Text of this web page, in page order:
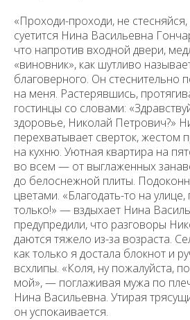
«Проходи-проходи, не
суетится Нина Васильевна
что напротив входной двери,
«виновник», как шутливо
благоверного. Он стеснительно
на меня. Растерявшись,
гостинцы со словами:
здоровье, Николай Петрович?»
перехватывает сверток, жестом
на кухню. Уютная квартира на
во всем — от выглаженных
до белоснежной плиты.
цветами. «Благодать-то на
только!» — вздыхает Нина
предупредили, что разговоры
даются тяжело из-за возраста.
как только я достала блокнот и
всхлипы. «Коля, ну пожалуйста,
мой», — поглаживая мужа по
Нина Васильевна. Утирая
он успокаивается.